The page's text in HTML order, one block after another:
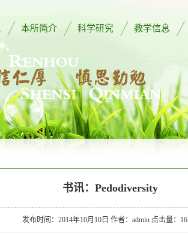
本所简介 科学研究 教学信息
书讯：Pedodiversity
发布时间：2014年10月10日 作者：admin 点击量：